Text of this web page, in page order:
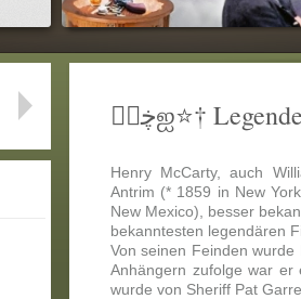
Henry McCarty, auch
Antrim (* 1859 in New
New Mexico), besser
bekanntesten legendären
Von seinen Feinden
Anhängern zufolge war er
wurde von Sheriff Pat